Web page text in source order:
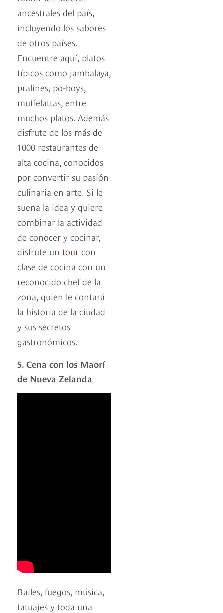
ancestrales del país,
incluyendo los sabores
de otros países.
Encuentre aquí, platos
típicos como jambalaya,
pralines, po-boys,
muffelattas, entre
muchos platos. Además
disfrute de los más de
1000 restaurantes de
alta cocina, conocidos
por convertir su pasión
culinaria en arte. Si le
suena la idea y quiere
combinar la actividad
de conocer y cocinar,
disfrute un tour con
clase de cocina con un
reconocido chef de la
zona, quien le contará
la historia de la ciudad
y sus secretos
gastronómicos.
5. Cena con los Maorí
de Nueva Zelanda
Bailes, fuegos, música,
tatuajes y toda una